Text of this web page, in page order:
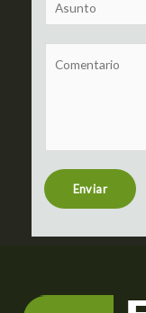
u
b
t
r
Enviar